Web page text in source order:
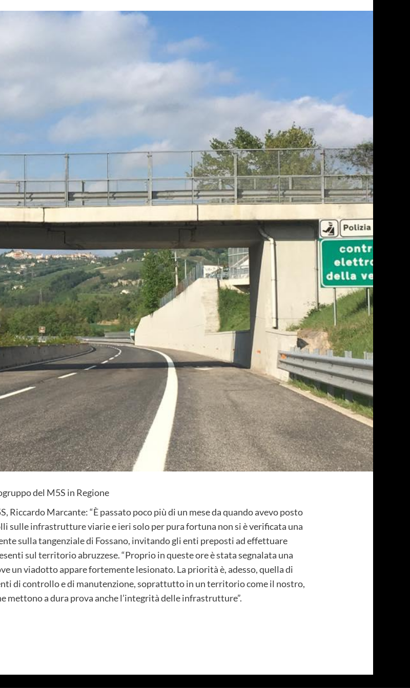
del M5S in Regione
Riccardo Marcante: “È passato poco più di un mese da quando avevo posto
sulle infrastrutture viarie e ieri solo per pura fortuna non si è verificata una
sulla tangenziale di Fossano, invitando gli enti preposti ad effettuare
sul territorio abruzzese. “Proprio in queste ore è stata segnalata una
un viadotto appare fortemente lesionato. La priorità è, adesso, quella di
di controllo e di manutenzione, soprattutto in un territorio come il nostro,
mettono a dura prova anche l’integrità delle infrastrutture”.